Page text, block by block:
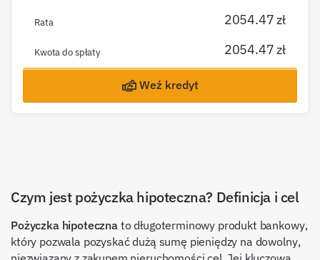
Rata 2054.47 zł
Kwota do spłaty 2054.47 zł
Weź kredyt
Czym jest pożyczka hipoteczna? Definicja i cel
Pożyczka hipotecznato długoterminowy produkt bankowy,
który pozwala pozyskać dużą sumę pieniędzy na dowolny,